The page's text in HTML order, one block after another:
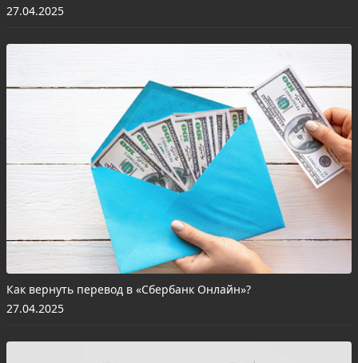
27.04.2025
Как вернуть перевод в «Сбербанк Онлайн»?
27.04.2025